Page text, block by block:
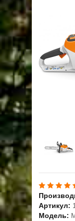
Артикул:
Модель: